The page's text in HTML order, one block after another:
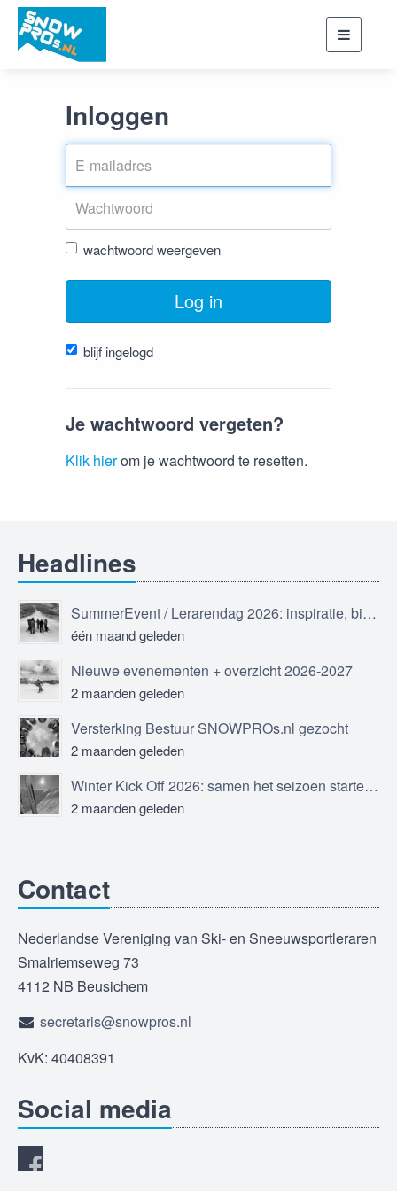
Toggle
Inloggen
wachtwoord weergeven
Log in
blijf ingelogd
Je wachtwoord vergeten?
Klik hierom je wachtwoord te resetten.
Headlines
SummerEvent / Lerarendag 2026: inspiratie, bijscholing en ontmoeting
één maand geleden
Nieuwe evenementen + overzicht 2026-2027
2 maanden geleden
Versterking Bestuur SNOWPROs.nl gezocht
2 maanden geleden
Winter Kick Off 2026: samen het seizoen starten in Sölden
2 maanden geleden
Contact
Nederlandse Vereniging van Ski- en Sneeuwsportleraren
Smalriemseweg 73
4112 NB Beusichem
secretaris@snowpros.nl
KvK: 40408391
Social media